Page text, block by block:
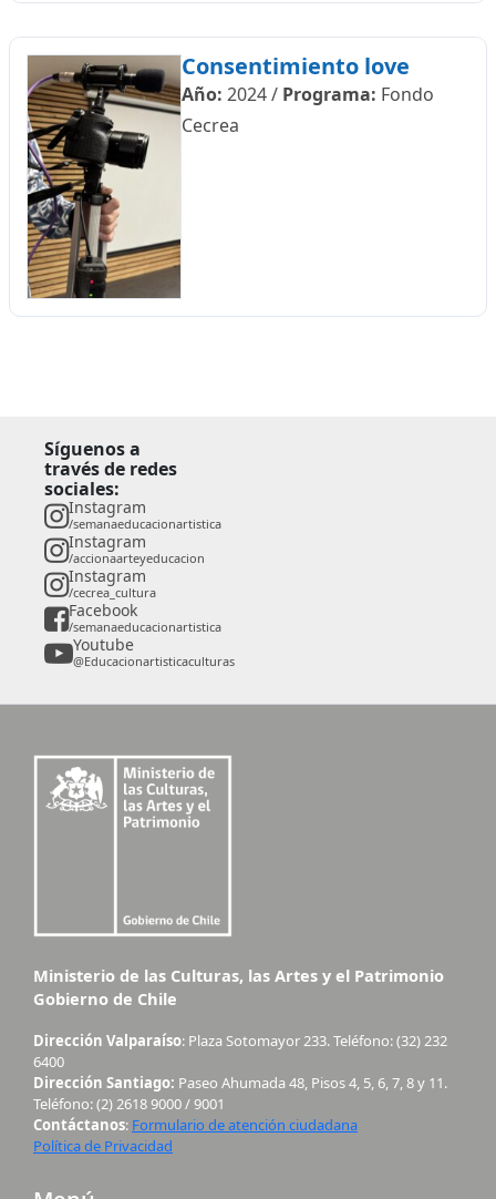
Consentimiento love
Año: 2024/ Programa: Fondo
Cecrea
Síguenos a
través de redes
sociales:
Instagram
/semanaeducacionartistica
Instagram
/accionaarteyeducacion
Instagram
/cecrea_cultura
Facebook
/semanaeducacionartistica
Youtube
@Educacionartisticaculturas
Ministerio de las Culturas, las Artes y el Patrimonio
Gobierno de Chile
Dirección Valparaíso: Plaza Sotomayor 233. Teléfono: (32) 232
6400
Dirección Santiago: Paseo Ahumada 48, Pisos 4, 5, 6, 7, 8 y 11.
Teléfono: (2) 2618 9000 / 9001
Contáctanos: Formulario de atención ciudadana
Política de Privacidad